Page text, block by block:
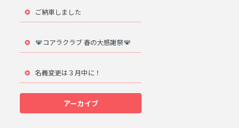
ご納車しました
コアラクラブ 春の大感謝祭
名義変更は３月中に！
アーカイブ